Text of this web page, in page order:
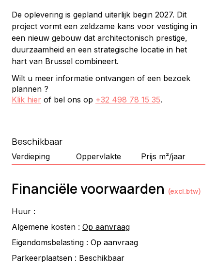
De oplevering is gepland uiterlijk begin 2027. Dit
project vormt een zeldzame kans voor vestiging in
een nieuw gebouw dat architectonisch prestige,
duurzaamheid en een strategische locatie in het
hart van Brussel combineert.
Wilt u meer informatie ontvangen of een bezoek
plannen ?
Klik hier of bel ons op +32 498 78 15 35.
Beschikbaar
Verdieping Oppervlakte Prijs m²/jaar
Financiële voorwaarden (excl.btw)
Huur :
Algemene kosten : Op aanvraag
Eigendomsbelasting : Op aanvraag
Parkeerplaatsen : Beschikbaar